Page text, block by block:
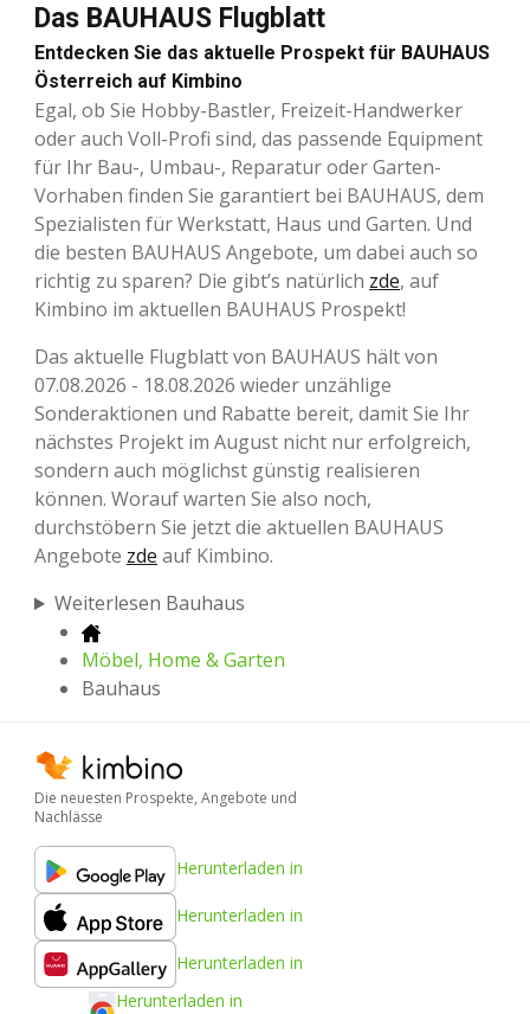
Das BAUHAUS Flugblatt
Entdecken Sie das aktuelle Prospekt für BAUHAUS
Österreich auf Kimbino
Egal, ob Sie Hobby-Bastler, Freizeit-Handwerker
oder auch Voll-Profi sind, das passende Equipment
für Ihr Bau-, Umbau-, Reparatur oder Garten-
Vorhaben finden Sie garantiert bei BAUHAUS, dem
Spezialisten für Werkstatt, Haus und Garten. Und
die besten BAUHAUS Angebote, um dabei auch so
richtig zu sparen? Die gibt’s natürlich zde, auf
Kimbino im aktuellen BAUHAUS Prospekt!
Das aktuelle Flugblatt von BAUHAUS hält von
07.08.2026 - 18.08.2026 wieder unzählige
Sonderaktionen und Rabatte bereit, damit Sie Ihr
nächstes Projekt im August nicht nur erfolgreich,
sondern auch möglichst günstig realisieren
können. Worauf warten Sie also noch,
durchstöbern Sie jetzt die aktuellen BAUHAUS
Angebote zde auf Kimbino.
Weiterlesen Bauhaus
Möbel, Home & Garten
Bauhaus
Die neuesten Prospekte, Angebote und
Nachlässe
Herunterladen in
Herunterladen in
Herunterladen in
Herunterladen in